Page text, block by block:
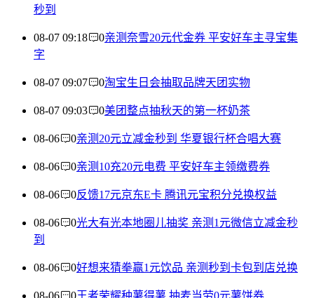
秒到
08-07 09:18 0亲测奈雪20元代金券 平安好车主寻宝集
字
08-07 09:07 0淘宝生日会抽取品牌天团实物
08-07 09:03 0美团整点抽秋天的第一杯奶茶
08-06 0亲测20元立减金秒到 华夏银行杯合唱大赛
08-06 0亲测10充20元电费 平安好车主领缴费券
08-06 0反馈17元京东E卡 腾讯元宝积分兑换权益
08-06 0光大有光本地圈儿抽奖 亲测1元微信立减金秒
到
08-06 0好想来猜拳赢1元饮品 亲测秒到卡包到店兑换
08-06 0王者荣耀种薯得薯 抽麦当劳0元薯饼券